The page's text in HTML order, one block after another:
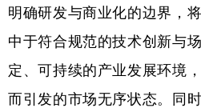
明确研发与商业化的边界，
中于符合规范的技术创新与
定、可持续的产业发展环境
而引发的市场无序状态。同